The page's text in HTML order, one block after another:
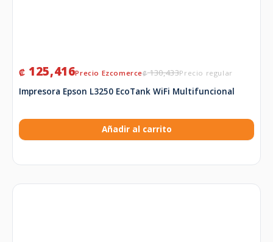
₡130,433
₡ 125,416
Impresora Epson L3250 EcoTank WiFi Multifuncional
Añadir al carrito